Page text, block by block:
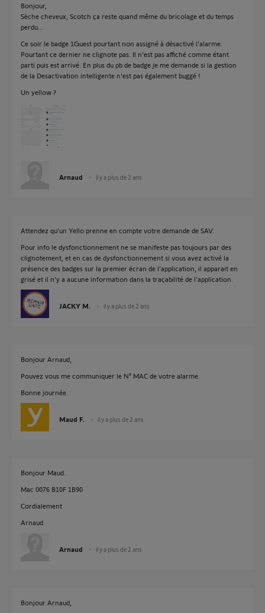
Bonjour,
Sèche cheveux, Scotch ça reste quand même du bricolage et du temps
perdu...
Ce soir le badge 1Guest pourtant non assigné à désactivé l'alarme.
Pourtant ce dernier ne clignote pas. Il n'est pas affiché comme étant
parti puis est arrivé. En plus du pb de badge je me demande si la gestion
de la Desactivation intelligente n'est pas également buggé !
Un yellow ?
Arnaud il y a plus de 2 ans
Attendez qu'un Yello prenne en compte votre demande de SAV.
Pour info le dysfonctionnement ne se manifeste pas toujours par des
clignotement, et en cas de dysfonctionnement si vous avez activé la
présence des badges sur la premier écran de l'application, il apparait en
grisé et il n'y a aucune information dans la traçabilité de l'application.
JACKY M. il y a plus de 2 ans
Bonjour Arnaud,
Pouvez vous me communiquer le N° MAC de votre alarme.
Bonne journée.
Maud F. il y a plus de 2 ans
Bonjour Maud.
Mac 0076 B10F 1B90
Cordialement
Arnaud
Arnaud il y a plus de 2 ans
Bonjour Arnaud,